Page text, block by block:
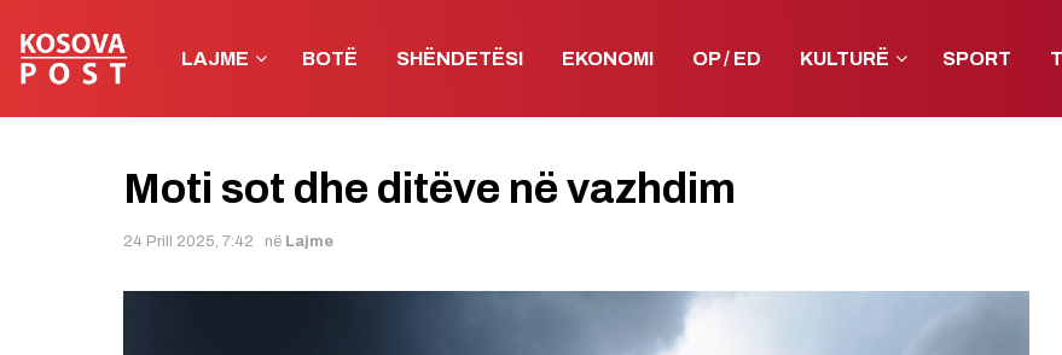
LAJME BOTË SHËNDETËSI EKONOMI OP / ED KULTURË SPORT
Moti sot dhe ditëve në vazhdim
24 Prill 2025, 7:42 në Lajme